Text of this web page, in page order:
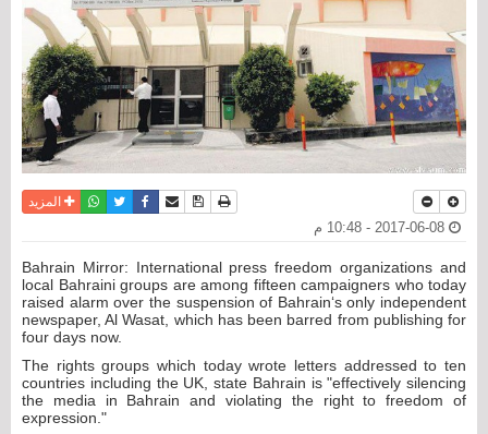
نسخة للطباعة
حفظ الموضوع
أرسل الى صديق
فيسبوكتويترواتسابالمزيد
Bahrain Mirror: International press freedom organizations and
local Bahraini groups are among fifteen campaigners who today
raised alarm over the suspension of Bahrain‘s only independent
newspaper, Al Wasat, which has been barred from publishing for
four days now.
The rights groups which today wrote letters addressed to ten
countries including the UK, state Bahrain is "effectively silencing
the media in Bahrain and violating the right to freedom of
expression."